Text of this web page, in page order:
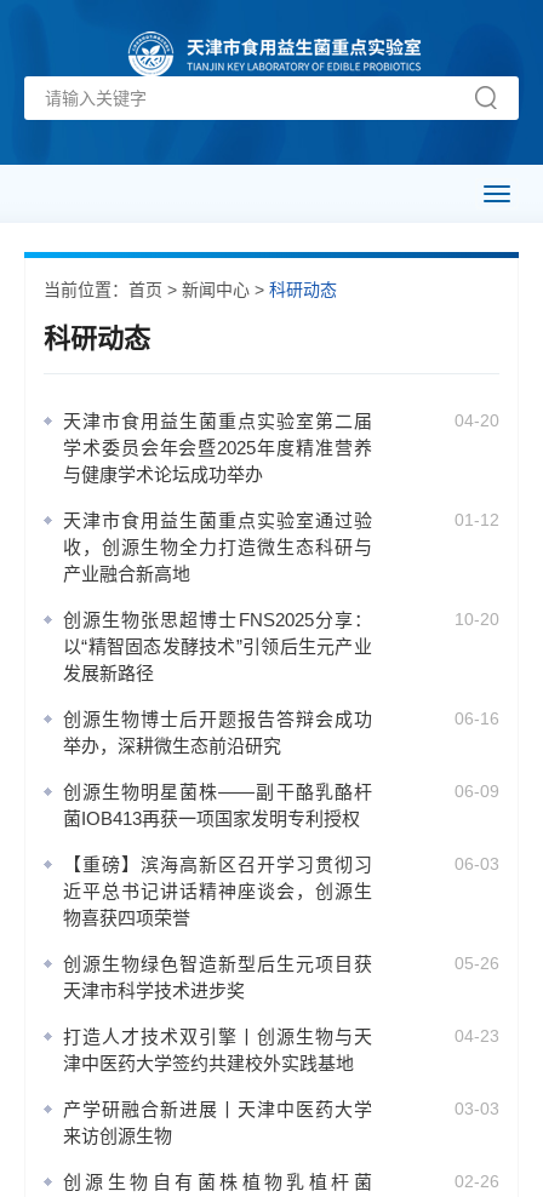
当前位置： 首页 > 新闻中心 > 科研动态
科研动态
天津市食用益生菌重点实验室第二届
学术委员会年会暨2025年度精准营养
与健康学术论坛成功举办
04-20
天津市食用益生菌重点实验室通过验
收，创源生物全力打造微生态科研与
产业融合新高地
01-12
创源生物张思超博士FNS2025分享：
以“精智固态发酵技术”引领后生元产业
发展新路径
10-20
创源生物博士后开题报告答辩会成功
举办，深耕微生态前沿研究
06-16
创源生物明星菌株——副干酪乳酪杆
菌IOB413再获一项国家发明专利授权
06-09
【重磅】滨海高新区召开学习贯彻习
近平总书记讲话精神座谈会，创源生
物喜获四项荣誉
06-03
创源生物绿色智造新型后生元项目获
天津市科学技术进步奖
05-26
打造人才技术双引擎丨创源生物与天
津中医药大学签约共建校外实践基地
04-23
产学研融合新进展丨天津中医药大学
来访创源生物
03-03
创源生物自有菌株植物乳植杆菌
02-26